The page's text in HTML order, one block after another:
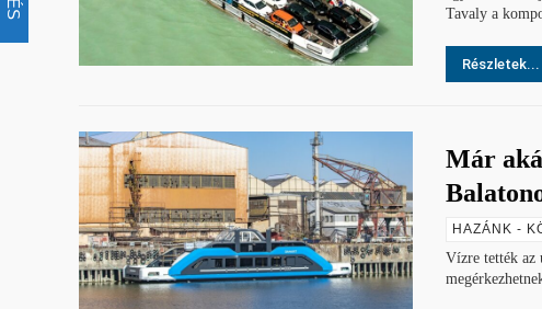
Tavaly a
Részletek...
Már
HAZÁNK -
Vízre tették az